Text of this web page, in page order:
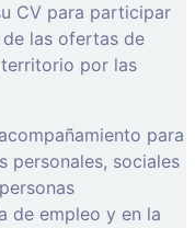
CV para participar
las ofertas de
por las
para
personales, sociales
de empleo y en la